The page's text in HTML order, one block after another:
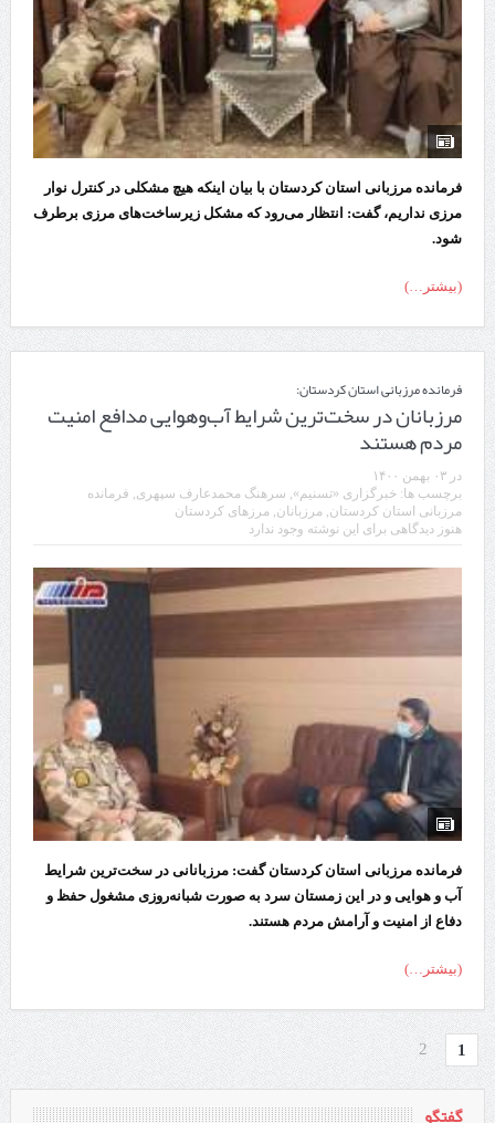
فرمانده مرزبانی استان کردستان با بیان اینکه هیچ مشکلی در کنترل نوار
مرزی نداریم، گفت: انتظار می‌رود که مشکل زیرساخت‌های مرزی برطرف
شود.
(بیشتر…)
فرمانده مرزبانی استان کردستان:
مرزبانان در سخت‌ترین شرایط آب‌وهوایی مدافع امنیت
مردم هستند
در ۰۳ بهمن ۱۴۰۰
برچسب ها: خبرگزاری «تسنیم», سرهنگ محمدعارف سپهری, فرمانده
مرزبانی استان کردستان, مرزبانان, مرز‌های کردستان
هنوز دیدگاهی برای این نوشته وجود ندارد
فرمانده مرزبانی استان کردستان گفت: مرزبانانی در سخت‌ترین شرایط
آب و هوایی و در این زمستان سرد به صورت شبانه‌روزی مشغول حفظ و
دفاع از امنیت و آرامش مردم هستند.
(بیشتر…)
1
2